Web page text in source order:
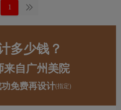
1
多少钱？
来自广州美院
免费再设计(指定)